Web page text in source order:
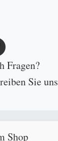
Fragen?
Sie uns
Shop